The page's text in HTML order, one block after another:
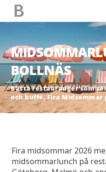
BOLLNÄS
Bästa restauranger som
och buffé. Fira
Fira midsommar 2026
midsommarlunch på